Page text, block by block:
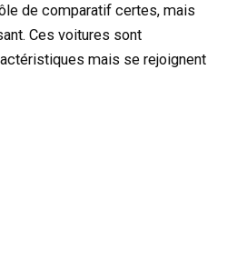
de comparatif certes, mais
Ces voitures sont
mais se rejoignent